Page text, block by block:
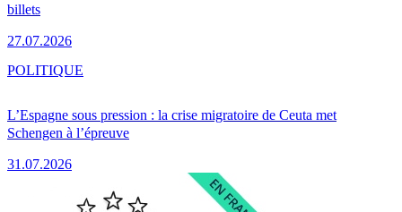
billets
27.07.2026
L’Espagne sous pression : la crise migratoire de Ceuta met
Schengen à l’épreuve
31.07.2026
POLITIQUE